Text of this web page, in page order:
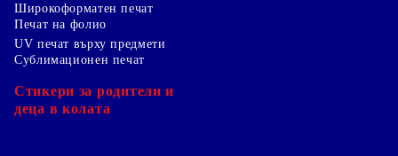
Широкоформатен печат
Печат на фолио
UV печат върху предмети
Сублимационен печат
Стикери за родители и
деца в колата